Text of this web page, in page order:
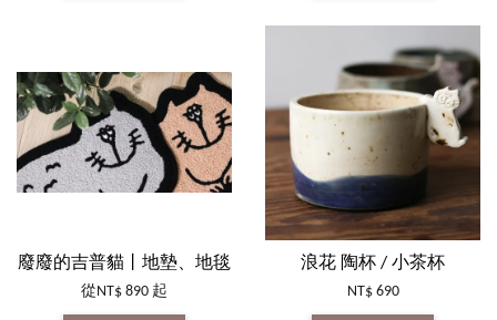
廢廢的吉普貓丨地墊、地毯
從 NT$ 890 起
浪花 陶杯 / 小茶杯
NT$ 690